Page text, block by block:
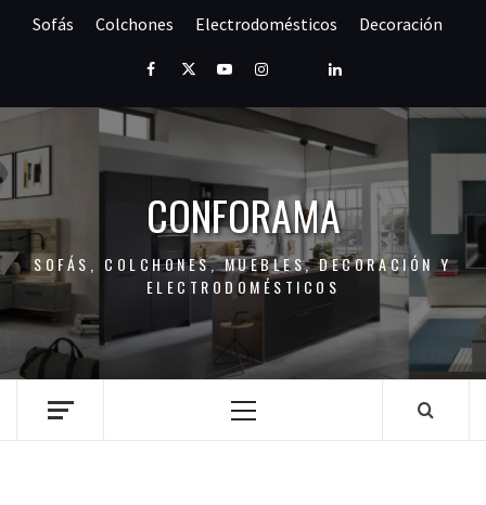
Sofás Colchones Electrodomésticos Decoración
FacebookTwitterYoutubeInstagramPinterestLinkedIn
CONFORAMA
SOFÁS, COLCHONES, MUEBLES, DECORACIÓN Y
ELECTRODOMÉSTICOS
Menú